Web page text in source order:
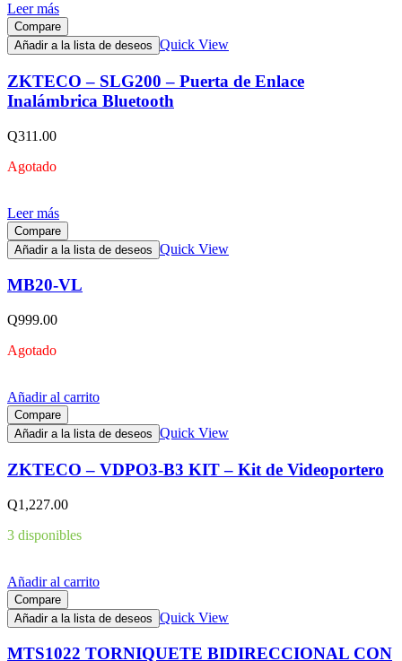
Leer más
Compare
Añadir a la lista de deseos Quick View
ZKTECO – SLG200 – Puerta de Enlace
Inalámbrica Bluetooth
Q311.00
Agotado
Leer más
Compare
Añadir a la lista de deseos Quick View
MB20-VL
Q999.00
Agotado
Añadir al carrito
Compare
Añadir a la lista de deseos Quick View
ZKTECO – VDPO3-B3 KIT – Kit de Videoportero
Q1,227.00
3 disponibles
Añadir al carrito
Compare
Añadir a la lista de deseos Quick View
MTS1022 TORNIQUETE BIDIRECCIONAL CON